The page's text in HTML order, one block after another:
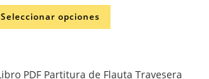
Seleccionar opciones